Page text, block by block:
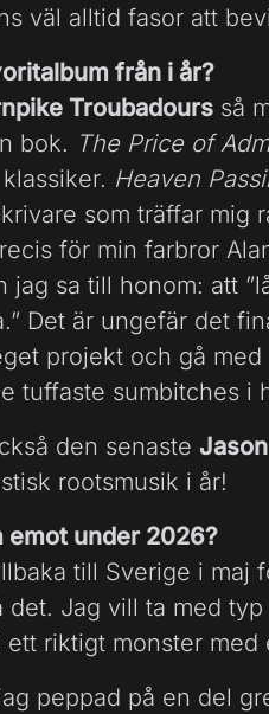
väl alltid fasor att
från i år?
Troubadours så
bok. The Price of
Heaven
som träffar mig
för min farbror
jag sa till honom: att
Det är ungefär det
projekt och gå
tuffaste sumbitches i
den senaste Jason
rootsmusik i år!
emot under 2026?
till Sverige i maj
det. Jag vill ta med
riktigt monster med
peppad på en del